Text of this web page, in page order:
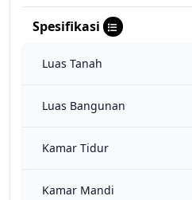
Spesifikasi
Luas Tanah
Luas Bangunan
Kamar Tidur
Kamar Mandi